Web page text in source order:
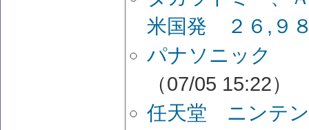
米国発 ２６,９
パナソニック
（07/05 15:22）
任天堂 ニンテン